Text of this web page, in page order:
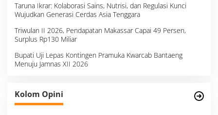
Taruna Ikrar: Kolaborasi Sains, Nutrisi, dan Regulasi Kunci
Wujudkan Generasi Cerdas Asia Tenggara
Triwulan II 2026, Pendapatan Makassar Capai 49 Persen,
Surplus Rp130 Miliar
Bupati Uji Lepas Kontingen Pramuka Kwarcab Bantaeng
Menuju Jamnas XII 2026
Kolom Opini